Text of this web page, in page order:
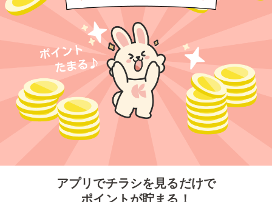
アプリでチラシを見るだけで
ポイントが貯まる！